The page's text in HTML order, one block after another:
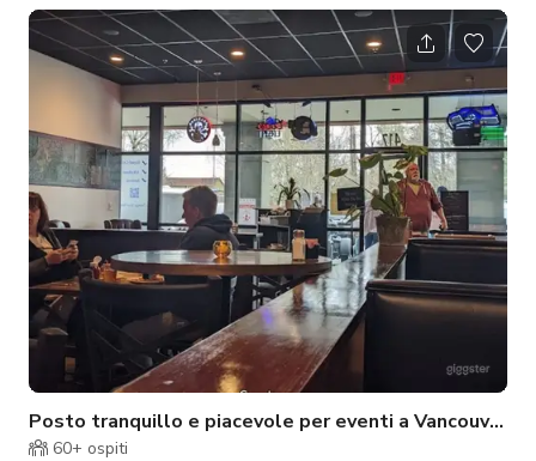
finestre che inondano lo spazio di luce naturale. Vivi la
perfetta combinazione di funzionalità e atmosfera in questo
ambiente accogliente. Disponibile da lunedì a domenica Loft
Studio: Suite D Questo spazio è di 800 piedi quadrati ed è
perfetto
Posto tranquillo e piacevole per eventi a Vancouver
60+ ospiti